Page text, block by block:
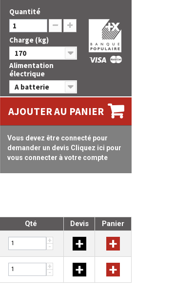
Quantité
Charge (kg)
170
Alimentation
électrique
A batterie
AJOUTER AU PANIER
Vous devez être connecté pour
demander un devis Cliquez ici pour
vous connecter à votre compte
Qté Devis Panier
+
- + +
+
- + +